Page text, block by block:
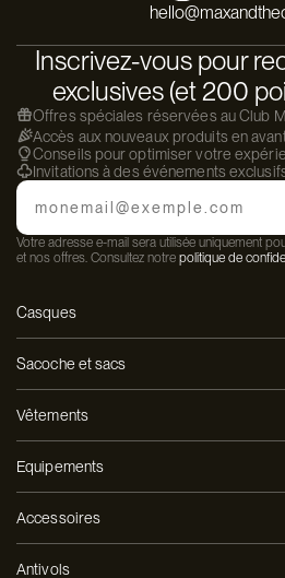
Inscrivez-vous pour
exclusives (et 200
Offres spéciales réservées au Club
Accès aux nouveaux produits en
Conseils pour optimiser votre
Invitations à des événements
Email
Votre adresse e-mail sera utilisée uniquement
et nos offres. Consultez notre politique de
Casques
Sacoche et sacs
Vêtements
Equipements
Accessoires
Antivols